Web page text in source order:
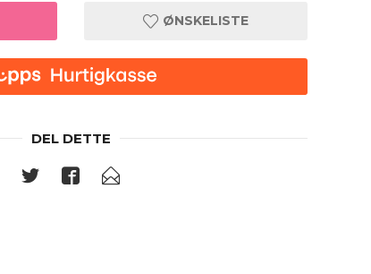
ØNSKELISTE
DEL DETTE